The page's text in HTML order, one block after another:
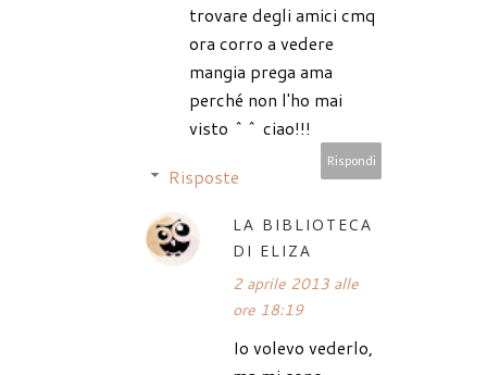
trovare degli amici cmq
ora corro a vedere
mangia prega ama
perché non l'ho mai
visto ^^ ciao!!!
Rispondi
Risposte
LA BIBLIOTECA
DI ELIZA
2 aprile 2013 alle
ore 18:19
Io volevo vederlo,